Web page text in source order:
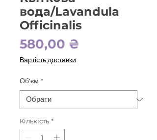
вода/Lavandula
Officinalis
580,00 ₴
Вартість доставки
Об'єм *
Кількість *